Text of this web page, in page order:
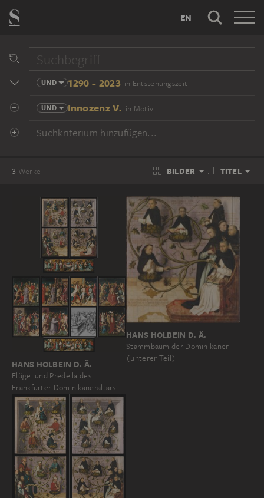
EN
UND 1290 - 2023 in Entstehungszeit
UND Innozenz V. in Motiv
Suchkriterium hinzufügen...
3 Werke BILDER TITEL
HANS HOLBEIN D. Ä.
Flügel und Predella des
Frankfurter Dominikaneraltars
HANS HOLBEIN D. Ä.
Stammbaum der Dominikaner
(unterer Teil)